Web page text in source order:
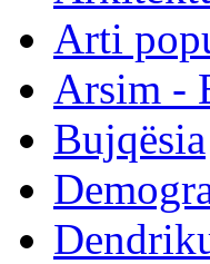
Arti
Arsim -
Bujqësia